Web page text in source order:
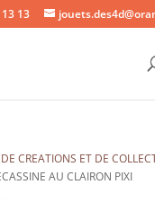
13
CREATIONS ET DE
AU CLAIRON PIXI